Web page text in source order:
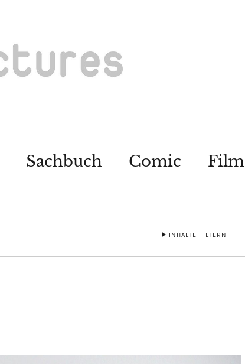
Sachbuch Comic Film
INHALTE FILTERN